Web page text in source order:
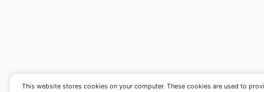
This website stores cookies on your computer. These cookies are used to